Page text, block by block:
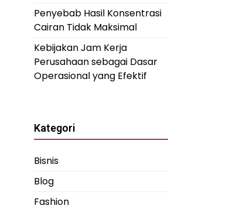
Penyebab Hasil Konsentrasi
Cairan Tidak Maksimal
Kebijakan Jam Kerja
Perusahaan sebagai Dasar
Operasional yang Efektif
Kategori
Bisnis
Blog
Fashion